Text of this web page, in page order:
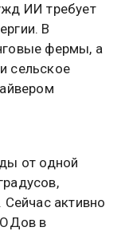
ИИ требует
В
фермы, а
сельское
от одной
активно
в